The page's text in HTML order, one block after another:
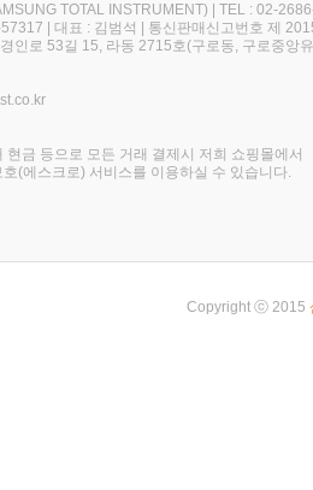
TOTAL INSTRUMENT) TEL : 02-
대표 : 김범석
통신판매신고번호 제
인로 53길 15, 라동 2715호(구로동, 구로중앙
현금 등으로 모든 거래 결제시 저희 쇼핑몰에서
(에스크로) 서비스를 이용하실 수 있습니다.
Copyright ⓒ 2015